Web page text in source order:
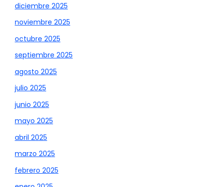
diciembre 2025
noviembre 2025
octubre 2025
septiembre 2025
agosto 2025
julio 2025
junio 2025
mayo 2025
abril 2025
marzo 2025
febrero 2025